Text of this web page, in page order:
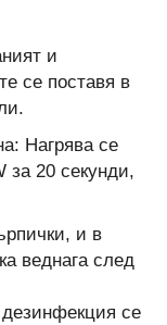
и
се поставя в
Нагрява се
за 20 секунди,
и в
веднага след
се